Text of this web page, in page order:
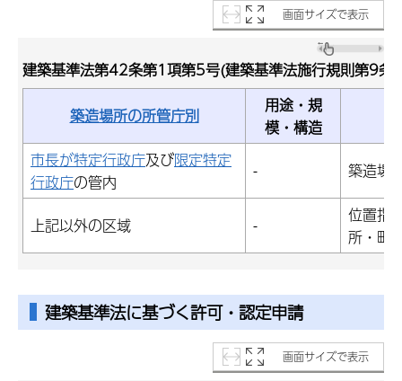
画面サイズで表示
建築基準法第42条第1項第5号(建築基準法施行規則第9条)
築造場所の所管庁別
用途・規
模・構造
市長が特定行政庁及び限定特定
行政庁の管内
- 築造場
上記以外の区域 -
位置指
所・町
建築基準法に基づく許可・認定申請
画面サイズで表示